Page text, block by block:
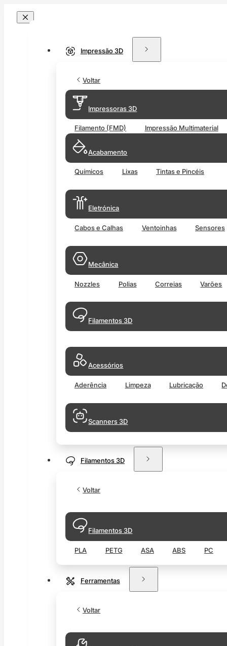
Impressão 3D
Voltar
Impressoras 3D
Filamento (FMD) Impressão Multimaterial
Acabamento
Químicos Lixas Tintas e Pincéis
Eletrónica
Cabos e Calhas Ventoinhas Sensores
Mecânica
Nozzles Polias Correias Varões
Filamentos 3D
Acessórios
Aderência Limpeza Lubricação
Scanners 3D
Filamentos 3D
Voltar
Filamentos 3D
PLA PETG ASA ABS PC
Ferramentas
Voltar